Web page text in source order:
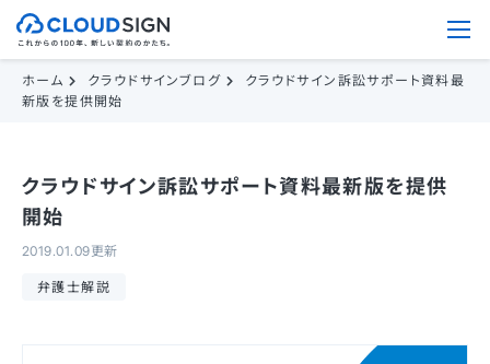
ホーム クラウドサインブログ
クラウドサイン訴訟サポート資料最
新版を提供開始
クラウドサイン訴訟サポート資料最新版を提供
開始
2019.01.09更新
弁護士解説